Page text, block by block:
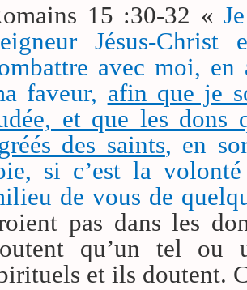
15 :30-32 «
Jésus-
avec moi, en
faveur, afin que je
et que les dons
des saints, en
si c’est la
de vous de
pas dans les
qu’un tel ou
et ils doutent.